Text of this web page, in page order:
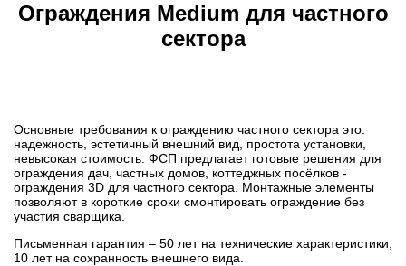
Ограждения Medium для частного
сектора
Основные требования к ограждению частного сектора это:
надежность, эстетичный внешний вид, простота установки,
невысокая стоимость. ФСП предлагает готовые решения для
ограждения дач, частных домов, коттеджных посёлков -
ограждения 3D для частного сектора. Монтажные элементы
позволяют в короткие сроки смонтировать ограждение без
участия сварщика.
Письменная гарантия – 50 лет на технические характеристики,
10 лет на сохранность внешнего вида.